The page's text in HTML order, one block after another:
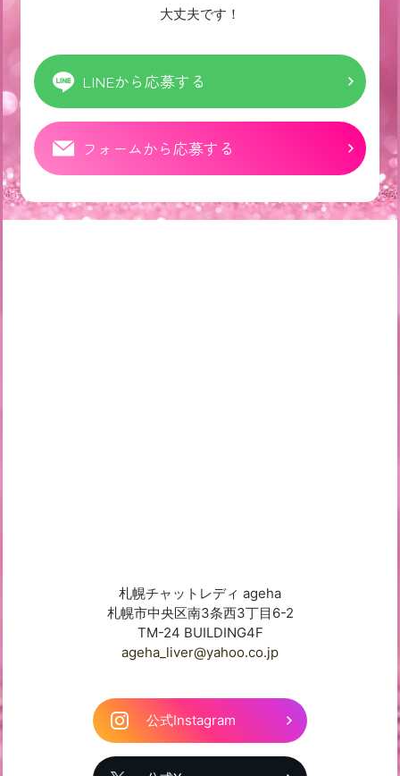
大丈夫です！
LINEから応募する
フォームから応募する
札幌チャットレディ ageha
札幌市中央区南3条西3丁目6-2
TM-24 BUILDING4F
ageha_liver@yahoo.co.jp
公式Instagram